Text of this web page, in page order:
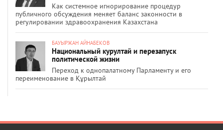
Как системное игнорирование процедур
публичного обсуждения меняет баланс законности в
регулировании здравоохранения Казахстана
БАУЫРЖАН АЙНАБЕКОВ
Национальный курултай и перезапуск
политической жизни
Переход к однопалатному Парламенту и его
переименование в Құрылтай